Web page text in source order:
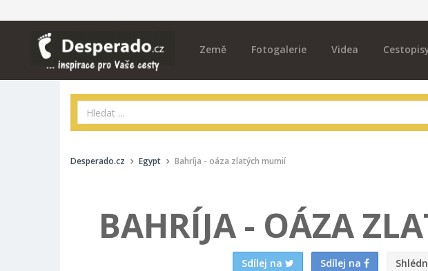
Země Fotogalerie Videa
Desperado.cz Egypt Bahríja - oáza zlatých mumií
BAHRÍJA - OÁZA
Sdílej na Sdílej na